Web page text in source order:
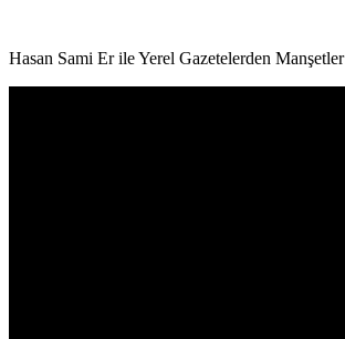
Hasan Sami Er ile Yerel Gazetelerden Manşetler